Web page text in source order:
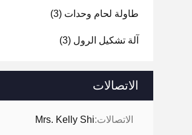
طاولة لحام وحدات (3)
آلة تشكيل الرول (3)
الاتصالات
الاتصالات:Mrs. Kelly Shi